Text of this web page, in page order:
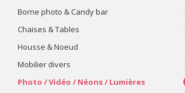
Borne photo & Candy bar
Chaises & Tables
Housse & Noeud
Mobilier divers
Photo / Vidéo / Néons / Lumières